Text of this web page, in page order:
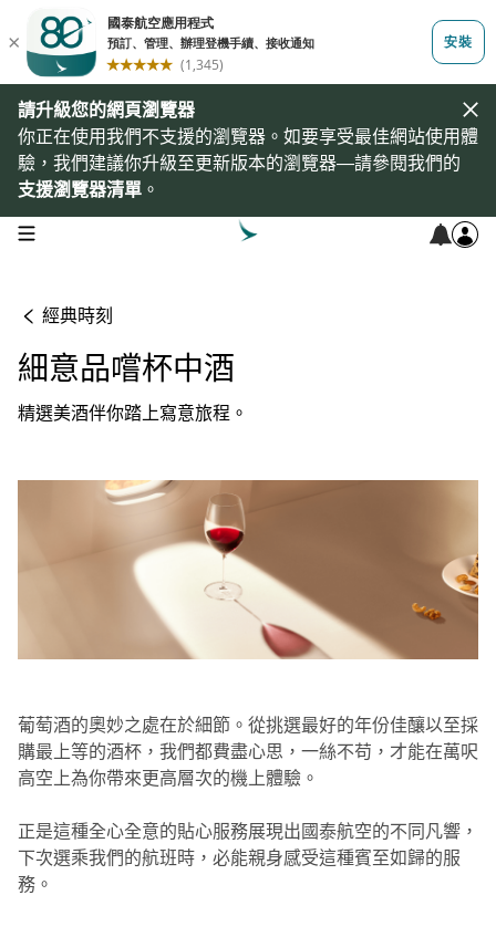
請升級您的網頁瀏覽器
你正在使用我們不支援的瀏覽器。如要享受最佳網站使用體
驗，我們建議你升級至更新版本的瀏覽器—請參閱我們的
支援瀏覽器清單 。
open navigation menu
經典時刻
細意品嚐杯中酒
精選美酒伴你踏上寫意旅程。
葡萄酒的奧妙之處在於細節。從挑選最好的年份佳釀以至採
購最上等的酒杯，我們都費盡心思，一絲不苟，才能在萬呎
高空上為你帶來更高層次的機上體驗。
正是這種全心全意的貼心服務展現出國泰航空的不同凡響，
下次選乘我們的航班時，必能親身感受這種賓至如歸的服
務。